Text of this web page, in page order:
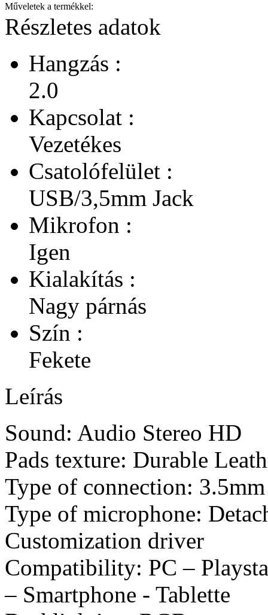
Műveletek a termékkel:
Részletes adatok
Hangzás :
2.0
Kapcsolat :
Vezetékes
Csatolófelület :
USB/3,5mm Jack
Mikrofon :
Igen
Kialakítás :
Nagy párnás
Szín :
Fekete
Leírás
Sound: Audio Stereo HD
Pads texture: Durable
Type of connection:
Type of microphone:
Customization driver
Compatibility: PC –
– Smartphone - Tablette